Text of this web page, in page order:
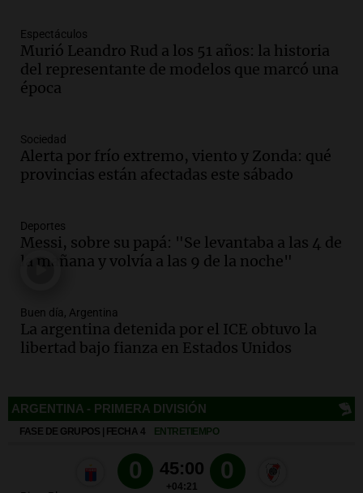
Episodios
Audio.Casabindo se prepara para una
celebración única: 30.000 turistas y el
Episodios
Audio. Borges, abogada de Pourrain:
"Tres hombres se lo llevaron para
Episodios
Audio.Voluntarios limpiaron 9.000
Una mañana para todos
Episodios
Audio.La historia de la servilleta que
contrato de Leo con Barcelona
Una mañana para todos
Episodios
Audio.
Joan Gaspart: "Sin Jorge, no sé si
Messi hubiera llegado adonde llegó"
Espectáculos
Murió Leandro Rud a los 51 años: la historia
del representante de modelos que marcó una
época
Sociedad
Alerta por frío extremo, viento y Zonda: qué
provincias están afectadas este sábado
Deportes
Messi, sobre su papá: "Se levantaba a las 4 de
la mañana y volvía a las 9 de la noche"
Buen día, Argentina
La argentina detenida por el ICE obtuvo la
libertad bajo fianza en Estados Unidos
Deportes